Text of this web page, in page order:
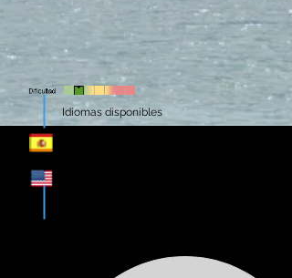
Idiomas disponibles